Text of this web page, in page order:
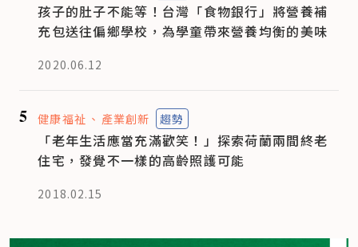
孩子的肚子不能等！台灣「食物銀行」將營養補
充包送往偏鄉學校，為學童帶來營養均衡的美味
2020.06.12
5 健康福祉 產業創新 趨勢
「老年生活應當充滿歡笑！」探索荷蘭兩間終老
住宅，發覺不一樣的高齡照護可能
2018.02.15